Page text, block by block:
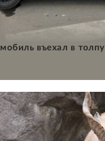
въехал в толпу